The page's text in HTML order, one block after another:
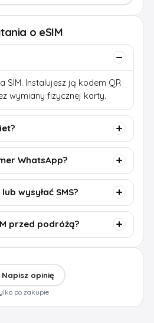
o eSIM
SIM. Instalujesz ją kodem QR
wymiany fizycznej karty.
WhatsApp?
wysyłać SMS?
przed podróżą?
Napisz opinię
po zakupie